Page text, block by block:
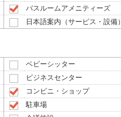
バスルームアメニティーズ
日本語案内（サービス・設備）
ベビーシッター
ビジネスセンター
コンビニ・ショップ
駐車場